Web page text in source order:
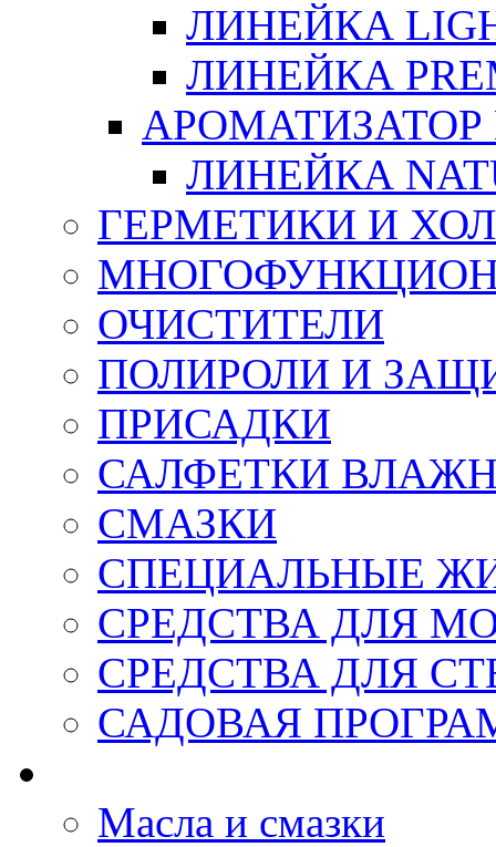
ЛИНЕЙКА
ЛИНЕЙКА
ЛИНЕЙКА
ГЕРМЕТИКИ И
ОЧИСТИТЕЛИ
ПОЛИРОЛИ И
ПРИСАДКИ
САЛФЕТКИ
СМАЗКИ
СПЕЦИАЛЬНЫЕ
СРЕДСТВА ДЛЯ
СРЕДСТВА ДЛЯ
САДОВАЯ
Масла и смазки